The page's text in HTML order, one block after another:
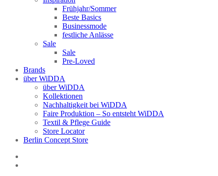
Frühjahr/Sommer
Beste Basics
Businessmode
festliche Anlässe
Sale
Sale
Pre-Loved
Brands
über WiDDA
über WiDDA
Kollektionen
Nachhaltigkeit bei WiDDA
Faire Produktion – So entsteht WiDDA
Textil & Pflege Guide
Store Locator
Berlin Concept Store